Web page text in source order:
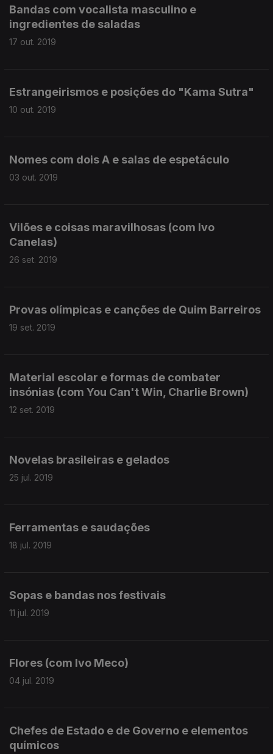
Bandas com vocalista masculino e
ingredientes de saladas
17 out. 2019
Estrangeirismos e posições do "Kama Sutra"
10 out. 2019
Nomes com dois A e salas de espetáculo
03 out. 2019
Vilões e coisas maravilhosas (com Ivo
Canelas)
26 set. 2019
Provas olímpicas e canções de Quim Barreiros
19 set. 2019
Material escolar e formas de combater
insónias (com You Can't Win, Charlie Brown)
12 set. 2019
Novelas brasileiras e gelados
25 jul. 2019
Ferramentas e saudações
18 jul. 2019
Sopas e bandas nos festivais
11 jul. 2019
Flores (com Ivo Meco)
04 jul. 2019
Chefes de Estado e de Governo e elementos
químicos